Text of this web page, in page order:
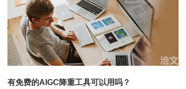
有免费的AIGC降重工具可以用吗？